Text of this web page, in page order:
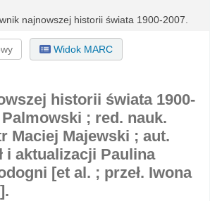
najnowszej historii świata 1900-2007.
Widok MARC
historii świata 1900-
; red. nauk.
Maciej Majewski ; aut.
i aktualizacji Paulina
[et al. ; przeł. Iwona